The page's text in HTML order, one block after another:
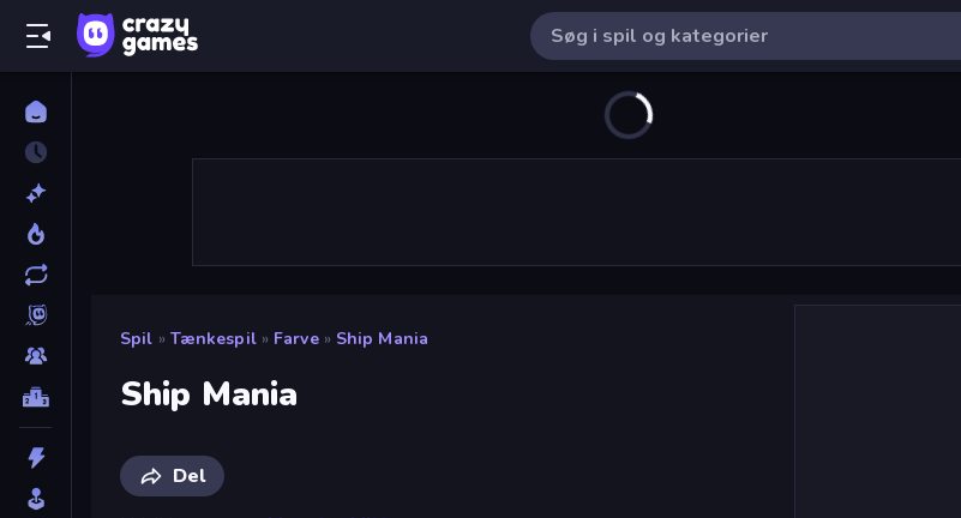
Spil » Tænkespil » Farve » Ship Mania
Ship Mania
Del